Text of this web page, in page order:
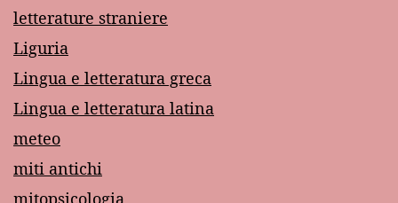
letterature straniere
Liguria
Lingua e letteratura greca
Lingua e letteratura latina
meteo
miti antichi